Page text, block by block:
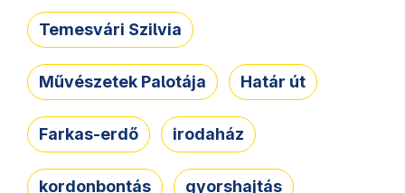
Temesvári Szilvia
Művészetek Palotája Határ út
Farkas-erdő irodaház
kordonbontás gyorshajtás